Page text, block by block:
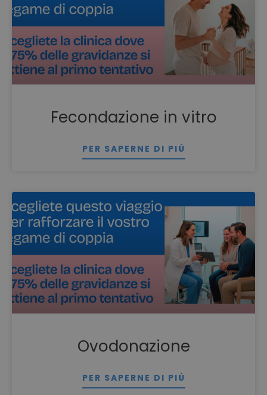
Fecondazione in vitro
PER SAPERNE DI PIÙ
Ovodonazione
PER SAPERNE DI PIÙ